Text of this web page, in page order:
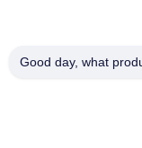
Flexível G Tech
Good day, what